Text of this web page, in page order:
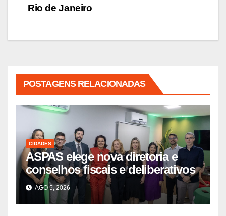
Rio de Janeiro
POSTAGENS RELACIONADAS
CIDADES
ASPAS elege nova diretoria e
conselhos fiscais e deliberativos
AGO 5, 2026